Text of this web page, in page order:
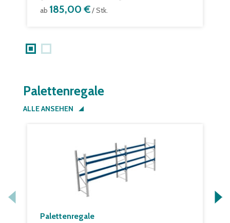
ab 185,00 €/ Stk.
Palettenregale
ALLE ANSEHEN
Palettenregale